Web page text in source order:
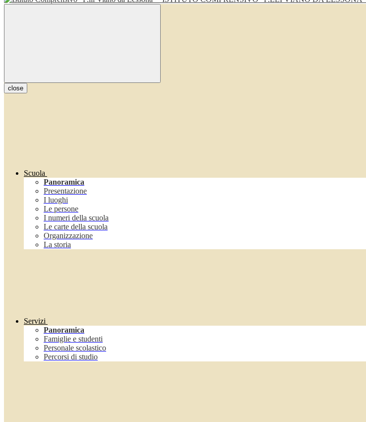
close
Scuola
Panoramica
Presentazione
I luoghi
Le persone
I numeri della scuola
Le carte della scuola
Organizzazione
La storia
Servizi
Panoramica
Famiglie e studenti
Personale scolastico
Percorsi di studio